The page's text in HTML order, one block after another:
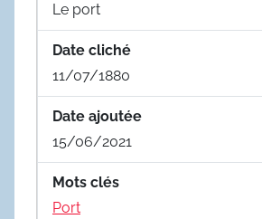
Le port
Date cliché
11/07/1880
Date ajoutée
15/06/2021
Mots clés
Port